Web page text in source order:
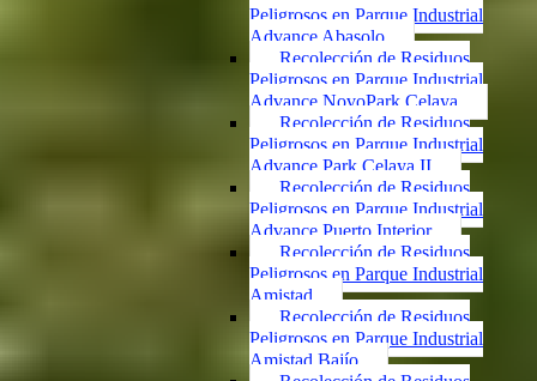
Peligrosos en Parque Industrial
Advance Abasolo
Recolección de Residuos
Peligrosos en Parque Industrial
Advance NovoPark Celaya
Recolección de Residuos
Peligrosos en Parque Industrial
Advance Park Celaya II
Recolección de Residuos
Peligrosos en Parque Industrial
Advance Puerto Interior
Recolección de Residuos
Peligrosos en Parque Industrial
Amistad
Recolección de Residuos
Peligrosos en Parque Industrial
Amistad Bajío